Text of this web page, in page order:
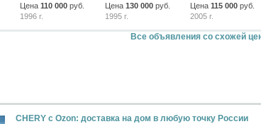
Цена110 000 руб.
1996 г.
Цена 130 000руб.
1995 г.
Цена 115 000руб.
2005 г.
Все объявления со схожей
CHERY c Ozon: доставка на дом в любую точку России